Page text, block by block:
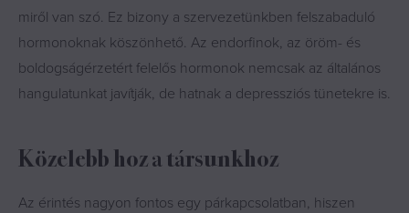
miről van szó. Ez bizony a szervezetünkben felszabaduló
hormonoknak köszönhető. Az endorfinok, az öröm- és
boldogságérzetért felelős hormonok nemcsak az általános
hangulatunkat javítják, de hatnak a depressziós tünetekre is.
Közelebb hoz a társunkhoz
Az érintés nagyon fontos egy párkapcsolatban, hiszen